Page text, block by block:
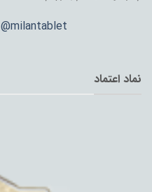
@milantablet
نماد اعتماد